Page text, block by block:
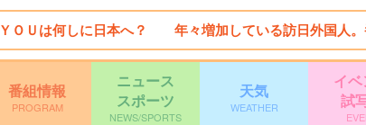
ＹＯＵは何しに日本へ？ 年々増加している訪日外国人。
番組情報
PROGRAM
ニュース
スポーツ
NEWS/SPORTS
天気
WEATHER
イ
試